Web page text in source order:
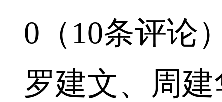
0（10条评论
罗建文、周